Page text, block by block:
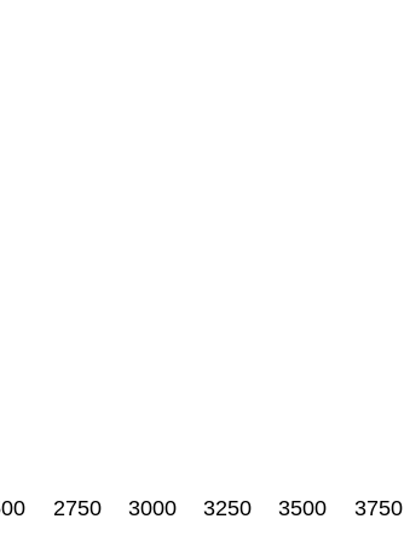
2750 3000 3250 3500 3750